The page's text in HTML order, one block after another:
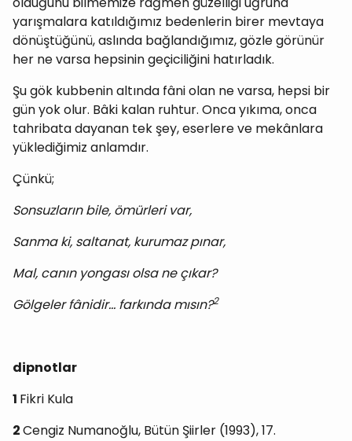
yarışmalara katıldığımız bedenlerin birer mevtaya
dönüştüğünü, aslında bağlandığımız, gözle görünür
her ne varsa hepsinin geçiciliğini hatırladık.
Şu gök kubbenin altında fâni olan ne varsa, hepsi bir
gün yok olur. Bâki kalan ruhtur. Onca yıkıma, onca
tahribata dayanan tek şey, eserlere ve mekânlara
yüklediğimiz anlamdır.
Çünkü;
Sonsuzların bile, ömürleri var,
Sanma ki, saltanat, kurumaz pınar,
Mal, canın yongası olsa ne çıkar?
Gölgeler fânidir… farkında mısın?2
dipnotlar
1 Fikri Kula
2Cengiz Numanoğlu, Bütün Şiirler (1993), 17.